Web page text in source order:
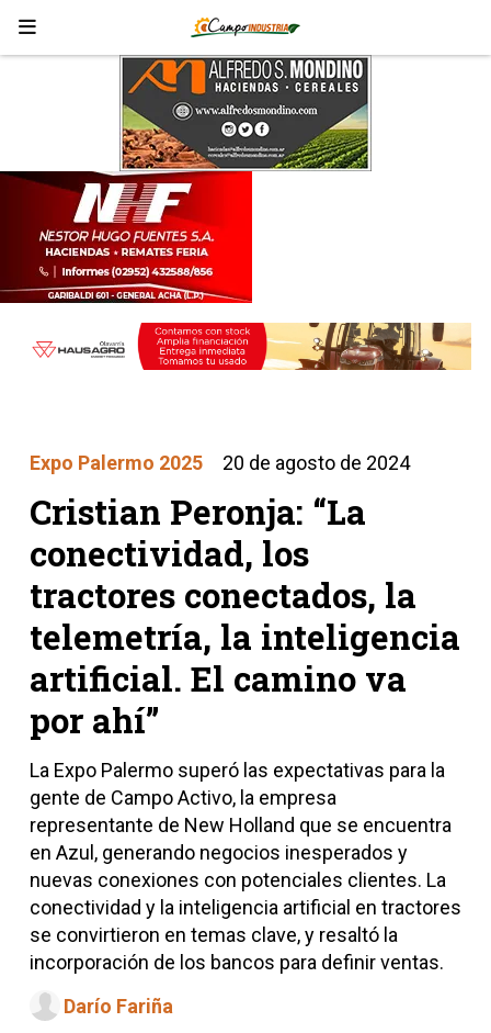
Cristian Peronja: “La
conectividad, los
tractores conectados, la
telemetría, la inteligencia
artificial. El camino va
por ahí”
La Expo Palermo superó las expectativas para la
gente de Campo Activo, la empresa
representante de New Holland que se encuentra
en Azul, generando negocios inesperados y
nuevas conexiones con potenciales clientes. La
conectividad y la inteligencia artificial en tractores
se convirtieron en temas clave, y resaltó la
incorporación de los bancos para definir ventas.
Expo Palermo 2025 20 de agosto de 2024
Darío Fariña